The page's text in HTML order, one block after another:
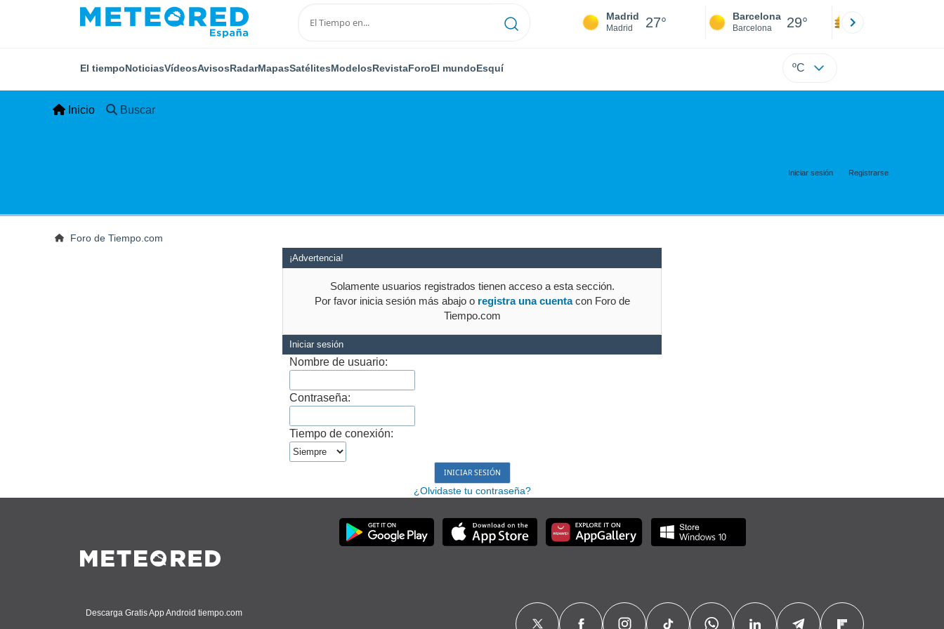
Madrid
Madrid 27° Barcelona
Barcelona 29°
El tiempoNoticiasVídeosAvisosRadarMapasSatélitesModelosRevistaForoEl mundoEsquí ºC
Inicio Buscar
Iniciar sesión Registrarse
Foro de Tiempo.com
¡Advertencia!
Solamente usuarios registrados tienen acceso a esta sección.
Por favor inicia sesión más abajo o registra una cuentacon Foro de
Tiempo.com
Iniciar sesión
Nombre de usuario:
Contraseña:
Tiempo de conexión:
¿Olvidaste tu contraseña?
Descarga Gratis App Android tiempo.com